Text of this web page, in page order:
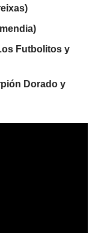
Futbolitos y
Dorado y